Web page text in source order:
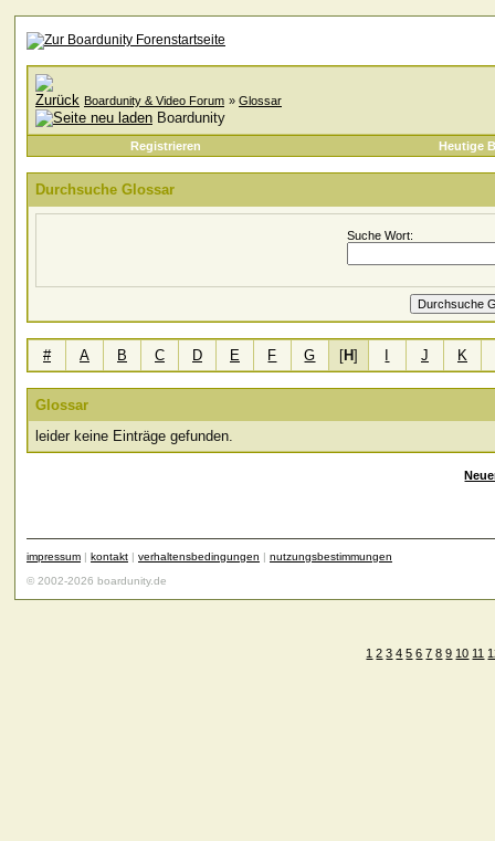
Boardunity & Video Forum » Glossar
Boardunity
Registrieren Heutige
Durchsuche Glossar
Suche Wort:
# A B C D E F G [H] J K
Glossar
leider keine Einträge gefunden.
impressum | kontakt | verhaltensbedingungen | nutzungsbestimmungen
© 2002-2026 boardunity.de
1 2 3 4 5 6 7 8 9 10 11